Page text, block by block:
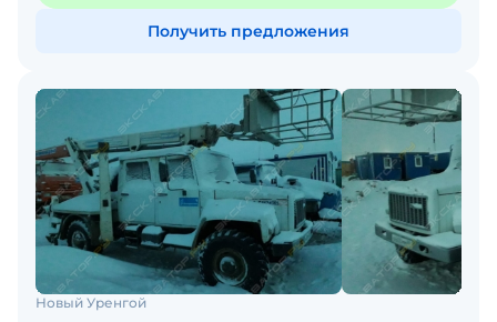
Получить предложения
Новый Уренгой